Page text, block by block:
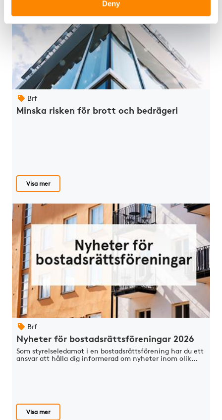
Deny
Brf
Minska risken för brott och bedrägeri
Visa mer
Brf
Nyheter för bostadsrättsföreningar 2026
Som styrelseledamot i en bostadsrättsförening har du ett
ansvar att hålla dig informerad om nyheter inom olik…
Visa mer